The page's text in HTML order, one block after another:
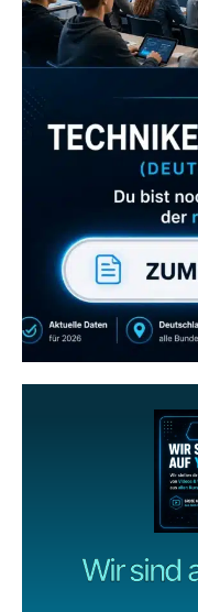
Zum
Wir sind
wenn dir
ZUM